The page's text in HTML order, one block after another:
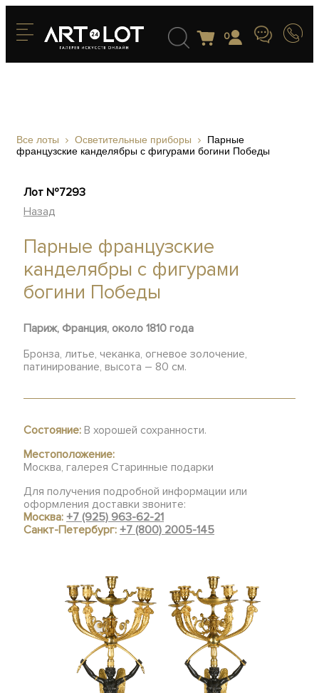
0
Все лоты Осветительные приборы
Парные
французские канделябры с фигурами богини Победы
Лот №7293
Назад
Парные французские
канделябры с фигурами
богини Победы
Париж, Франция, около 1810 года
Бронза, литье, чеканка, огневое золочение,
патинирование, высота – 80 см.
Состояние: В хорошей сохранности.
Местоположение:
Москва, галерея Старинные подарки
Для получения подробной информации или
оформления доставки звоните:
Москва:+7 (925) 963-62-21
Санкт-Петербург:+7 (800) 2005-145